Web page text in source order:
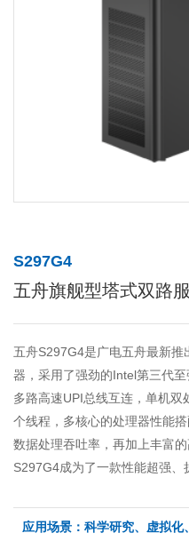
S297G4
五舟旗舰型塔式双路
五舟S297G4是广电五舟最新推
器，采用了强劲的Intel第三代
多路高速UPI总线互连，单机
个线程，多核心的处理器性能
数据处理吞吐率，再加上丰富
S297G4成为了一款性能超强、
应用场景：科学研究、虚拟化